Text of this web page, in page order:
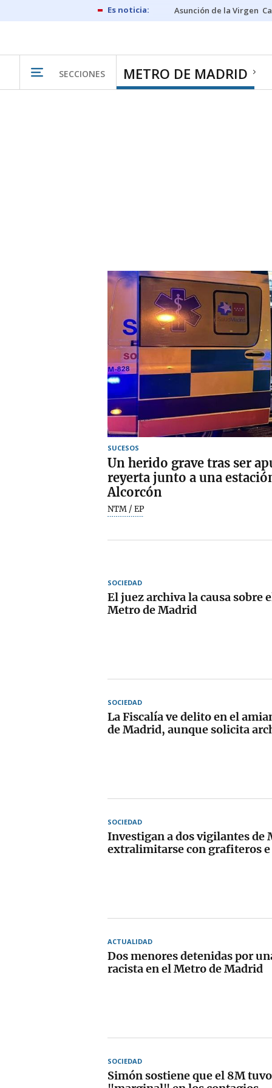
Asunción de la Virgen
SECCIONES METRO DE MADRID
SUCESOS
Un herido grave tras ser
reyerta junto a una
Alcorcón
NTM / EP
SOCIEDAD
El juez archiva la causa sobre
Metro de Madrid
SOCIEDAD
La Fiscalía ve delito en el
de Madrid, aunque solicita
SOCIEDAD
Investigan a dos vigilantes de
extralimitarse con grafiteros
ACTUALIDAD
Dos menores detenidas por
racista en el Metro de Madrid
SOCIEDAD
Simón sostiene que el 8M